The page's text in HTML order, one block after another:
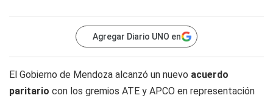
Agregar Diario UNO en
El Gobierno de Mendoza alcanzó un nuevo acuerdo
paritario con los gremios ATE y APCO en representación